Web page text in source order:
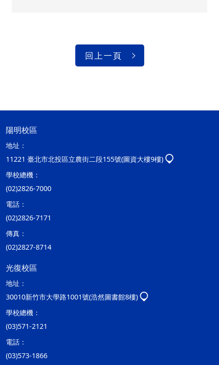
回上一頁
陽明校區
地址：
11221 臺北市北投區立農街二段155號(圖資大樓9樓)
學校總機：
(02)2826-7000
電話：
(02)2826-7171
傳真：
(02)2827-8714
光復校區
地址：
30010新竹市大學路1001號(浩然圖書館8樓)
學校總機：
(03)571-2121
電話：
(03)573-1866